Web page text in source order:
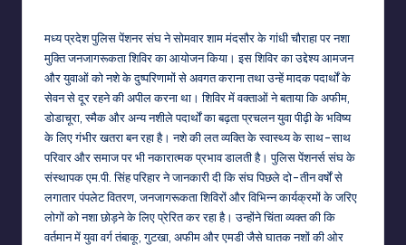
मध्य प्रदेश पुलिस पेंशनर संघ ने सोमवार शाम मंदसौर के गांधी चौराहा पर नशा
मुक्ति जनजागरूकता शिविर का आयोजन किया। इस शिविर का उद्देश्य आमजन
और युवाओं को नशे के दुष्परिणामों से अवगत कराना तथा उन्हें मादक पदार्थों के
सेवन से दूर रहने की अपील करना था। शिविर में वक्ताओं ने बताया कि अफीम,
डोडाचूरा, स्मैक और अन्य नशीले पदार्थों का बढ़ता प्रचलन युवा पीढ़ी के भविष्य
के लिए गंभीर खतरा बन रहा है। नशे की लत व्यक्ति के स्वास्थ्य के साथ-साथ
परिवार और समाज पर भी नकारात्मक प्रभाव डालती है। पुलिस पेंशनर्स संघ के
संस्थापक एम.पी. सिंह परिहार ने जानकारी दी कि संघ पिछले दो-तीन वर्षों से
लगातार पंपलेट वितरण, जनजागरूकता शिविरों और विभिन्न कार्यक्रमों के जरिए
लोगों को नशा छोड़ने के लिए प्रेरित कर रहा है। उन्होंने चिंता व्यक्त की कि
वर्तमान में युवा वर्ग तंबाकू, गुटखा, अफीम और एमडी जैसे घातक नशों की ओर